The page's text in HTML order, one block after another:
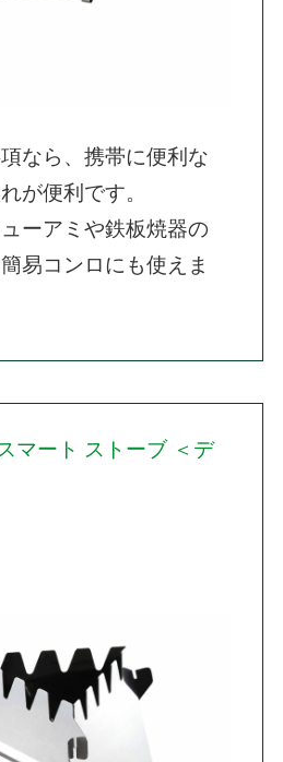
なら、携帯に便利な
が便利です。
ーアミや鉄板焼器の
易コンロにも使えま
マート ストーブ ＜デ